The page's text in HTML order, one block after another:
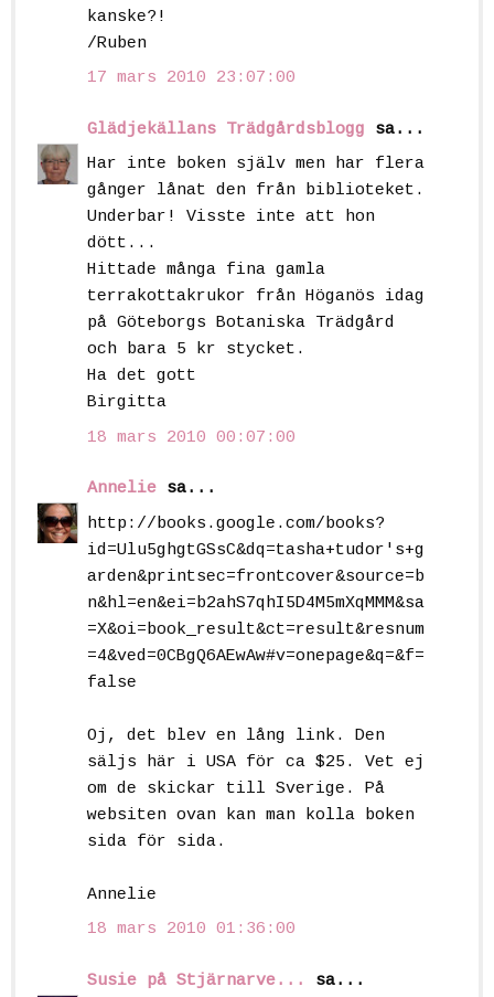
kanske?!
/Ruben
17 mars 2010 23:07:00
Glädjekällans Trädgårdsblogg sa...
Har inte boken själv men har flera
gånger lånat den från biblioteket.
Underbar! Visste inte att hon
dött...
Hittade många fina gamla
terrakottakrukor från Höganös idag
på Göteborgs Botaniska Trädgård
och bara 5 kr stycket.
Ha det gott
Birgitta
18 mars 2010 00:07:00
Annelie sa...
http://books.google.com/books?
id=Ulu5ghgtGSsC&dq=tasha+tudor's+g
arden&printsec=frontcover&source=b
n&hl=en&ei=b2ahS7qhI5D4M5mXqMMM&sa
=X&oi=book_result&ct=result&resnum
=4&ved=0CBgQ6AEwAw#v=onepage&q=&f=
false
Oj, det blev en lång link. Den
säljs här i USA för ca $25. Vet ej
om de skickar till Sverige. På
websiten ovan kan man kolla boken
sida för sida.
Annelie
18 mars 2010 01:36:00
Susie på Stjärnarve...
sa...